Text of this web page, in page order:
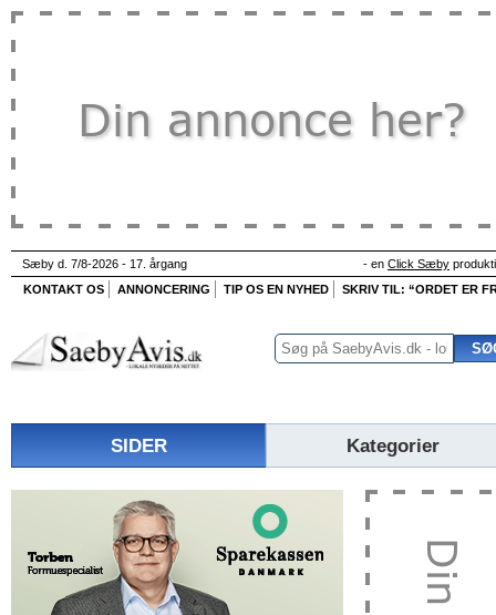
Sæby d. 7/8-2026 - 17. årgang - en Click Sæby
KONTAKT OS
ANNONCERING TIP OS EN NYHED SKRIV TIL: “ORDET ER
SIDER Kategorier